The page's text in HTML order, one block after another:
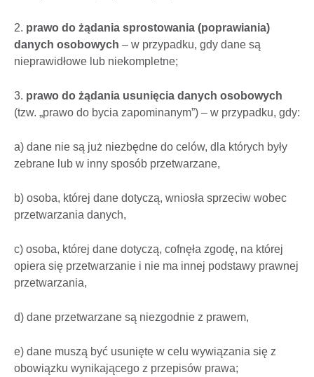
2. prawo do żądania sprostowania (poprawiania)
danych osobowych – w przypadku, gdy dane są
nieprawidłowe lub niekompletne;
3. prawo do żądania usunięcia danych osobowych
(tzw. „prawo do bycia zapominanym”) – w przypadku, gdy:
a) dane nie są już niezbędne do celów, dla których były
zebrane lub w inny sposób przetwarzane,
b) osoba, której dane dotyczą, wniosła sprzeciw wobec
przetwarzania danych,
c) osoba, której dane dotyczą, cofnęła zgodę, na której
opiera się przetwarzanie i nie ma innej podstawy prawnej
przetwarzania,
d) dane przetwarzane są niezgodnie z prawem,
e) dane muszą być usunięte w celu wywiązania się z
obowiązku wynikającego z przepisów prawa;